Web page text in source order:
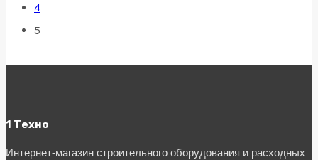
4
5
1 Техно
Интернет-магазин строительного оборудования и расходных